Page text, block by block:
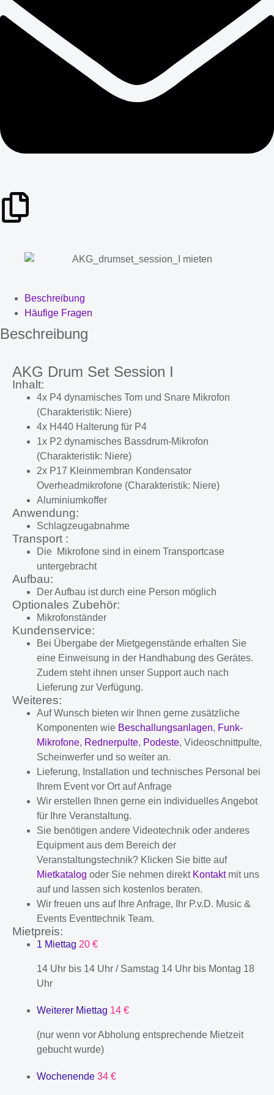
Beschreibung
Häufige Fragen
Beschreibung
AKG Drum Set Session I
Inhalt:
4x P4 dynamisches Tom und Snare Mikrofon
(Charakteristik: Niere)
4x H440 Halterung für P4
1x P2 dynamisches Bassdrum-Mikrofon
(Charakteristik: Niere)
2x P17 Kleinmembran Kondensator
Overheadmikrofone (Charakteristik: Niere)
Aluminiumkoffer
Anwendung:
Schlagzeugabnahme
Transport :
Die Mikrofone sind in einem Transportcase
untergebracht
Aufbau:
Der Aufbau ist durch eine Person möglich
Optionales Zubehör:
Mikrofonständer
Kundenservice:
Bei Übergabe der Mietgegenstände erhalten Sie
eine Einweisung in der Handhabung des Gerätes.
Zudem steht ihnen unser Support auch nach
Lieferung zur Verfügung.
Weiteres:
Auf Wunsch bieten wir Ihnen gerne zusätzliche
Komponenten wie Beschallungsanlagen, Funk-
Mikrofone, Rednerpulte, Podeste, Videoschnittpulte,
Scheinwerfer und so weiter an.
Lieferung, Installation und technisches Personal bei
Ihrem Event vor Ort auf Anfrage
Wir erstellen Ihnen gerne ein individuelles Angebot
für Ihre Veranstaltung.
Sie benötigen andere Videotechnik oder anderes
Equipment aus dem Bereich der
Veranstaltungstechnik? Klicken Sie bitte auf
Mietkatalog oder Sie nehmen direkt Kontaktmit uns
auf und lassen sich kostenlos beraten.
Wir freuen uns auf Ihre Anfrage, Ihr P.v.D. Music &
Events Eventtechnik Team.
Mietpreis:
1 Miettag 20 €
14 Uhr bis 14 Uhr / Samstag 14 Uhr bis Montag 18
Uhr
Weiterer Miettag 14 €
(nur wenn vor Abholung entsprechende Mietzeit
gebucht wurde)
Wochenende 34 €